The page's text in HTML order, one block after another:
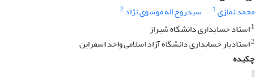
محمد نمازی1 سیدروح اله موسوی نژاد 2
1استاد حسابداری دانشگاه شیراز
2استادیار حسابداری دانشگاه آزاد اسلامی واحد اسفراین
چکیده